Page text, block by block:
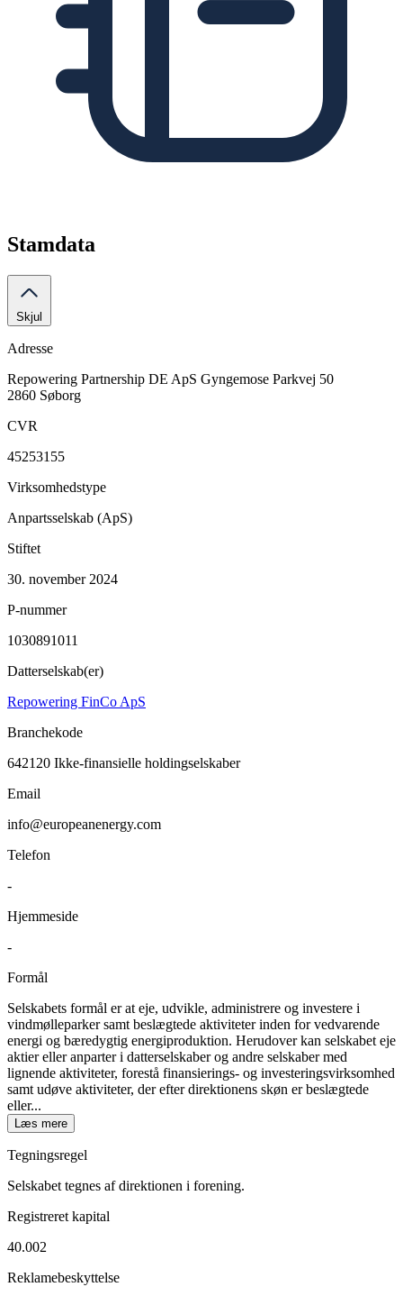
Stamdata
Skjul
Adresse
Repowering Partnership DE ApS Gyngemose Parkvej 50
2860 Søborg
CVR
45253155
Virksomhedstype
Anpartsselskab (ApS)
Stiftet
30. november 2024
P-nummer
1030891011
Datterselskab(er)
Repowering FinCo ApS
Branchekode
642120 Ikke-finansielle holdingselskaber
Email
info@europeanenergy.com
Telefon
-
Hjemmeside
-
Formål
Selskabets formål er at eje, udvikle, administrere og investere i
vindmølleparker samt beslægtede aktiviteter inden for vedvarende
energi og bæredygtig energiproduktion. Herudover kan selskabet eje
aktier eller anparter i datterselskaber og andre selskaber med
lignende aktiviteter, forestå finansierings- og investeringsvirksomhed
samt udøve aktiviteter, der efter direktionens skøn er beslægtede
eller...
Læs mere
Tegningsregel
Selskabet tegnes af direktionen i forening.
Registreret kapital
40.002
Reklamebeskyttelse